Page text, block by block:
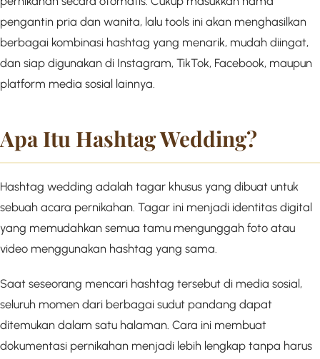
pengantin pria dan wanita, lalu tools ini akan menghasilkan
berbagai kombinasi hashtag yang menarik, mudah diingat,
dan siap digunakan di Instagram, TikTok, Facebook, maupun
platform media sosial lainnya.
Apa Itu Hashtag Wedding?
Hashtag wedding adalah tagar khusus yang dibuat untuk
sebuah acara pernikahan. Tagar ini menjadi identitas digital
yang memudahkan semua tamu mengunggah foto atau
video menggunakan hashtag yang sama.
Saat seseorang mencari hashtag tersebut di media sosial,
seluruh momen dari berbagai sudut pandang dapat
ditemukan dalam satu halaman. Cara ini membuat
dokumentasi pernikahan menjadi lebih lengkap tanpa harus